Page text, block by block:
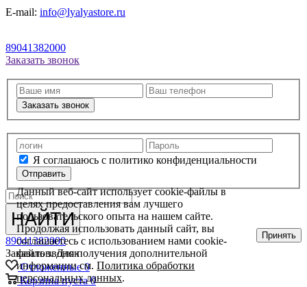
E-mail: info@lyalyastore.ru
89041382000
Заказать звонок
Заказать звонок
Я соглашаюсь с политико конфиденциальности
Отправить
НАЙТИ
89041382000
Заказать звонок
Отложенные 0
Корзина пуста 0
Данный веб-сайт использует cookie-файлы в
целях предоставления вам лучшего
пользовательского опыта на нашем сайте.
Продолжая использовать данный сайт, вы
соглашаетесь с использованием нами cookie-
файлов. Для получения дополнительной
информации см.Политика обработки
персональных данных.
Принять